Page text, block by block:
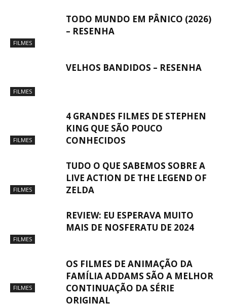
FILMES
TODO MUNDO EM PÂNICO (2026)
– RESENHA
FILMES
VELHOS BANDIDOS – RESENHA
FILMES
4 GRANDES FILMES DE STEPHEN
KING QUE SÃO POUCO
CONHECIDOS
FILMES
TUDO O QUE SABEMOS SOBRE A
LIVE ACTION DE THE LEGEND OF
ZELDA
FILMES
REVIEW: EU ESPERAVA MUITO
MAIS DE NOSFERATU DE 2024
FILMES
OS FILMES DE ANIMAÇÃO DA
FAMÍLIA ADDAMS SÃO A MELHOR
CONTINUAÇÃO DA SÉRIE
ORIGINAL